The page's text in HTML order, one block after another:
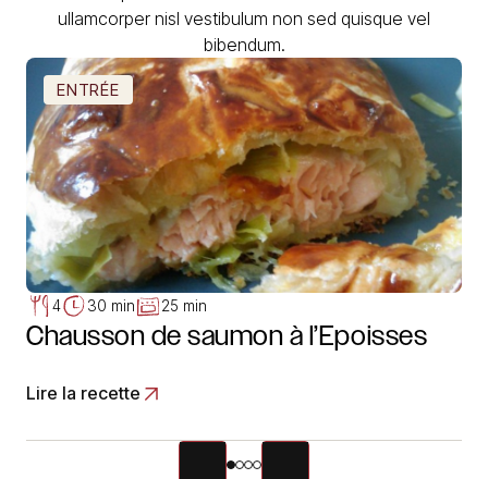
ullamcorper nisl vestibulum non sed quisque vel
bibendum.
ENTRÉE
4 30 min 25 min
Chausson de saumon à l’Epoisses
Lire la recette